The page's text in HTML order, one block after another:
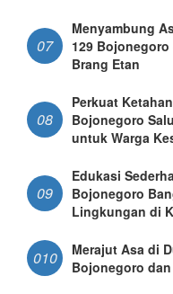
07
Menyambung
129
Brang Etan
08
Perkuat
Bojonegoro
untuk Warga
09
Edukasi
Bojonegoro
Lingkungan di
010
Merajut Asa di
Bojonegoro